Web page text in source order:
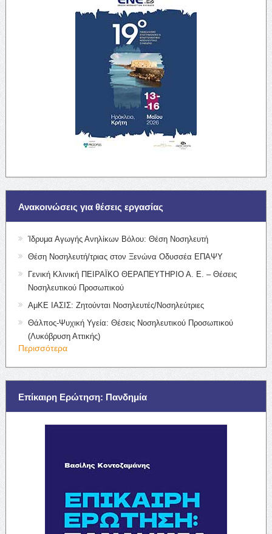
Ανακοινώσεις για θέσεις εργασίας
Ίδρυμα Αγωγής Ανηλίκων Βόλου: Θέση Νοσηλευτή
Θέση Νοσηλευτή/τριας στον Ξενώνα Οδυσσέα ΕΠΑΨΥ
Γενική Κλινική ΠΕΙΡΑΪΚΟ ΘΕΡΑΠΕΥΤΗΡΙΟ Α. Ε. – Θέσεις
Νοσηλευτικού Προσωπικού
ΑμΚΕ ΙΑΣΙΣ: Ζητούνται Νοσηλευτές/Νοσηλεύτριες
Θάλπος-Ψυχική Υγεία: Θέσεις Νοσηλευτικού Προσωπικού
(Λυκόβρυση Αττικής)
Περισσότερα
Επίκαιρη Ερώτηση: Πανδημία